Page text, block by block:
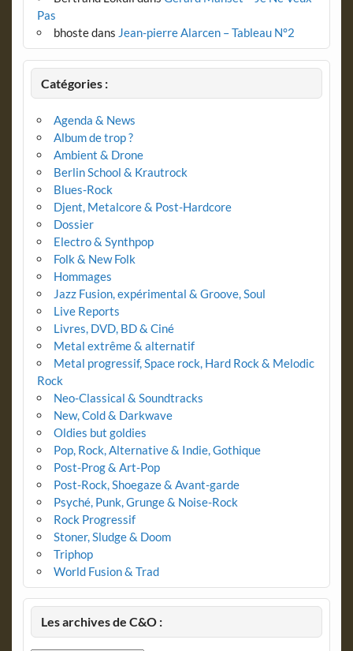
Pas
bhostedans Jean-pierre Alarcen – Tableau N°2
Catégories :
Agenda & News
Album de trop ?
Ambient & Drone
Berlin School & Krautrock
Blues-Rock
Djent, Metalcore & Post-Hardcore
Dossier
Electro & Synthpop
Folk & New Folk
Hommages
Jazz Fusion, expérimental & Groove, Soul
Live Reports
Livres, DVD, BD & Ciné
Metal extrême & alternatif
Metal progressif, Space rock, Hard Rock & Melodic
Rock
Neo-Classical & Soundtracks
New, Cold & Darkwave
Oldies but goldies
Pop, Rock, Alternative & Indie, Gothique
Post-Prog & Art-Pop
Post-Rock, Shoegaze & Avant-garde
Psyché, Punk, Grunge & Noise-Rock
Rock Progressif
Stoner, Sludge & Doom
Triphop
World Fusion & Trad
Les archives de C&O :